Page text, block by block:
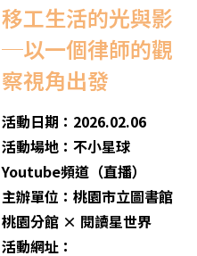
移工生活的光與影
─以一個律師的觀
察視角出發
活動日期：2026.02.06
活動場地：不小星球
Youtube頻道（直播）
主辦單位：桃園市立圖書館
桃園分館 × 閱讀星世界
活動網址：